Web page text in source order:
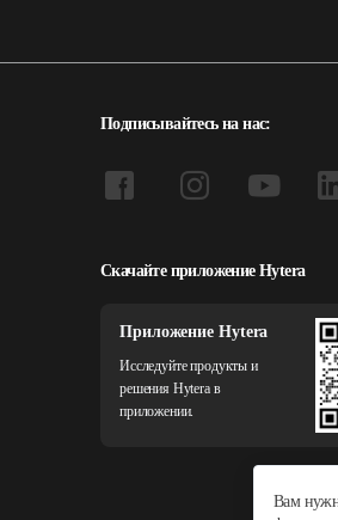
Подписывайтесь на нас:
Скачайте приложение Hytera
Приложение Hytera
Исследуйте продукты и
решения Hytera в
приложении.
Вам